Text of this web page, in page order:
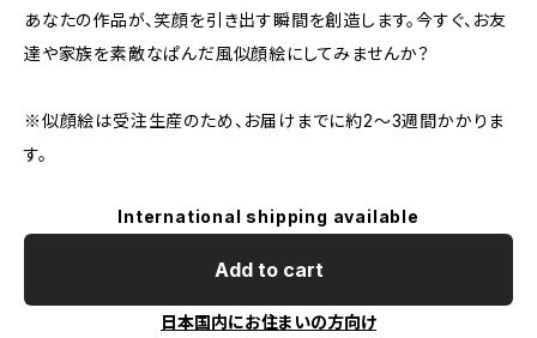
あなたの作品が、笑顔を引き出す瞬間を創造します。今すぐ、お友
達や家族を素敵なぱんだ風似顔絵にしてみませんか？
※似顔絵は受注生産のため、お届けまでに約2〜3週間かかりま
す。
International shipping available
Add to cart
日本国内にお住まいの方向け